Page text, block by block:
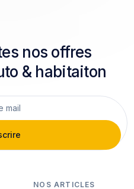
nos offres
& habitaiton
NOS ARTICLES